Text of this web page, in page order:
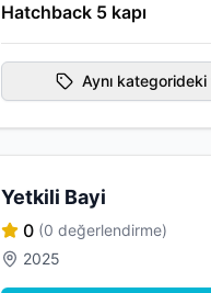
Hatchback 5 kapı
Aynı
Yetkili Bayi
0 (0 değerlendirme)
2025